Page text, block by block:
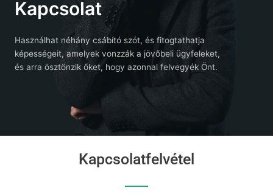
Kapcsolat
Használhat néhány csábító szót, és fitogtathatja
képességeit, amelyek vonzzák a jövőbeli ügyfeleket,
és arra ösztönzik őket, hogy azonnal felvegyék Önt.
Kapcsolatfelvétel